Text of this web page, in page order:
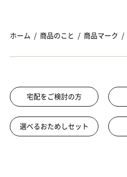
ホーム 商品のこと 商品マーク
宅配をご検討の方
選べるおためしセット